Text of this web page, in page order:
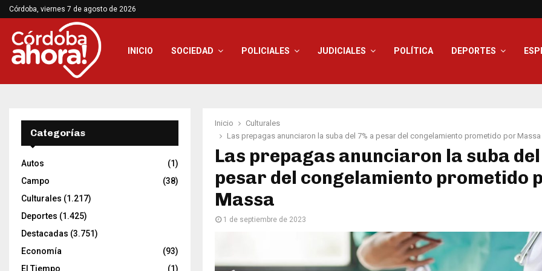
Córdoba, viernes 7 de agosto de 2026
INICIO SOCIEDAD POLICIALES JUDICIALES POLÍTICA DEPORTES
Inicio
Culturales
Las prepagas anunciaron la suba del 7% a pesar del congelamiento prometido por Massa
Las prepagas anunciaron la suba del
pesar del congelamiento prometido
Massa
1 de septiembre de 2023
Categorías
Autos
(1)
Campo
(38)
Culturales (1.217)
Deportes (1.425)
Destacadas (3.751)
Economía
(93)
El Tiempo
(1)